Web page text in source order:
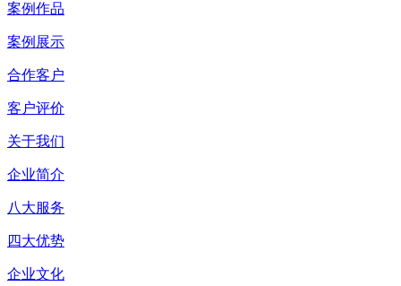
案例作品
案例展示
合作客户
客户评价
关于我们
企业简介
八大服务
四大优势
企业文化